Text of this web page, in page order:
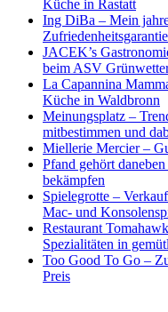
Küche in Rastatt
Ing DiBa – Mein
Zufriedenheitsgarantie
JACEK’s
beim ASV
La Capannina
Küche in Waldbronn
Meinungsplatz –
mitbestimmen und
Miellerie Mercier –
Pfand gehört
bekämpfen
Spielegrotte –
Mac- und
Restaurant
Spezialitäten in
Too Good To Go –
Preis